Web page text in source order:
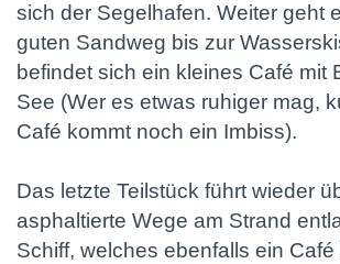
sich der Segelhafen. Weiter geht
guten Sandweg bis zur
befindet sich ein kleines Café mit
See (Wer es etwas ruhiger mag,
Café kommt noch ein Imbiss).
Das letzte Teilstück führt wieder
asphaltierte Wege am Strand
Schiff, welches ebenfalls ein